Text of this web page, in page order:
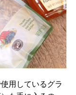
用しているグラ